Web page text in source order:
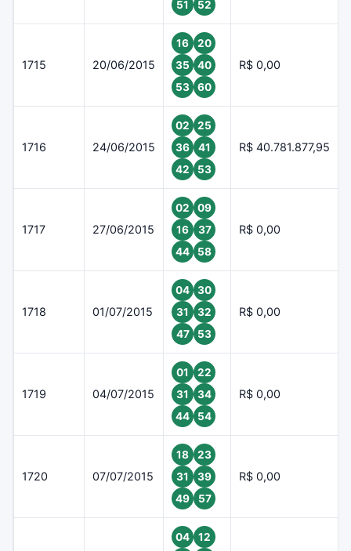
51 52
1715 20/06/2015
16
20
35
40
53
60
R$ 0,00
1716 24/06/2015
02
25
36
41
42
53
R$ 40.781.877,95
1717 27/06/2015
02
09
16
37
44
58
R$ 0,00
1718 01/07/2015
04
30
31
32
47
53
R$ 0,00
1719 04/07/2015
01
22
31
34
44
54
R$ 0,00
1720 07/07/2015
18
23
31
39
49
57
R$ 0,00
04
12